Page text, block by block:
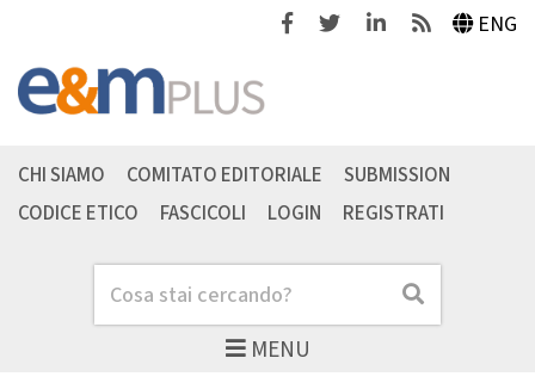
FacebookTwitterLinkedinFeeds ENG
MENU
Cerca Cerca
CHI SIAMO COMITATO EDITORIALE
SUBMISSION
CODICE ETICO
FASCICOLI LOGIN REGISTRATI